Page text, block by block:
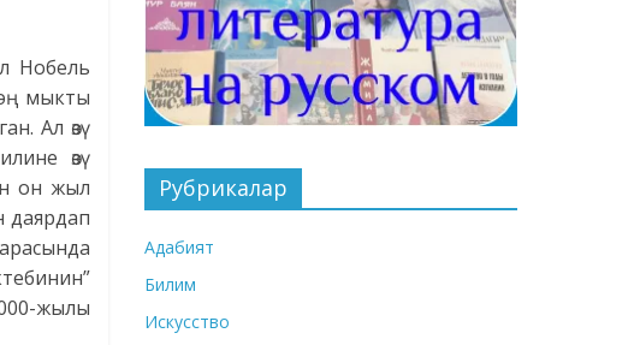
Нобель
мыкты
Ал өзү
өзү
он жыл
даярдап
жылы
Рубрикалар
Адабият
Билим
Искусство